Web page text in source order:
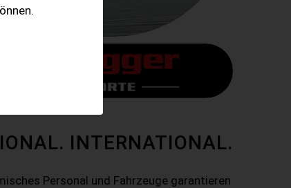
INTERNATIONAL.
Personal und Fahrzeuge garantieren